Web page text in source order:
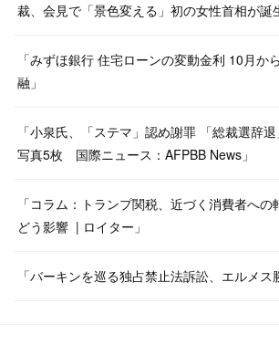
裁、会見で「景色変える」初の女性首相が誕
「みずほ銀行 住宅ローンの変動金利 10月か
融」
「小泉氏、「ステマ」認め謝罪 「総裁選辞
写真5枚 国際ニュース：AFPBB News」
「コラム：トランプ関税、近づく消費者へ
どう影響 | ロイター」
「バーキンを巡る独占禁止法訴訟、エルメス